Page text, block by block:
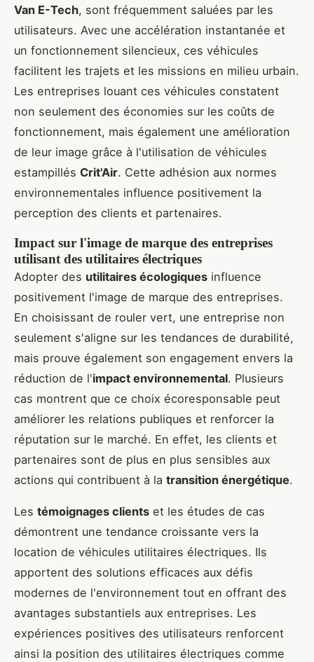
Van E-Tech, sont fréquemment saluées par les
utilisateurs. Avec une accélération instantanée et
un fonctionnement silencieux, ces véhicules
facilitent les trajets et les missions en milieu urbain.
Les entreprises louant ces véhicules constatent
non seulement des économies sur les coûts de
fonctionnement, mais également une amélioration
de leur image grâce à l'utilisation de véhicules
estampillés Crit'Air. Cette adhésion aux normes
environnementales influence positivement la
perception des clients et partenaires.
Impact sur l'image de marque des entreprises
utilisant des utilitaires électriques
Adopter des utilitaires écologiques influence
positivement l'image de marque des entreprises.
En choisissant de rouler vert, une entreprise non
seulement s'aligne sur les tendances de durabilité,
mais prouve également son engagement envers la
réduction de l'impact environnemental. Plusieurs
cas montrent que ce choix écoresponsable peut
améliorer les relations publiques et renforcer la
réputation sur le marché. En effet, les clients et
partenaires sont de plus en plus sensibles aux
actions qui contribuent à la transition énergétique.
Les témoignages clients et les études de cas
démontrent une tendance croissante vers la
location de véhicules utilitaires électriques. Ils
apportent des solutions efficaces aux défis
modernes de l'environnement tout en offrant des
avantages substantiels aux entreprises. Les
expériences positives des utilisateurs renforcent
ainsi la position des utilitaires électriques comme